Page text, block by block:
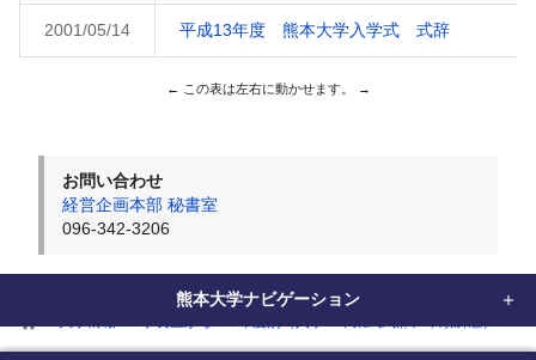
home
2001/05/14 平成13年度 熊本大学入学式 式辞
お問い合わせ
経営企画本部 秘書室
096-342-3206
熊本大学ナビゲーション